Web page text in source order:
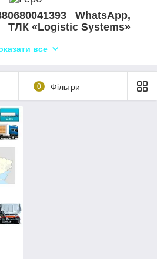
WhatsApp,
ТЛК «Logistic Systems»
до Вышково та по всій Україні.
пильнує про безпечну та своєчасну
автопарк включає різноманітні
автопоїзди, єврофури,
спецтехніку. Замовте від нас
надійного партнера для
все
0 Фільтри